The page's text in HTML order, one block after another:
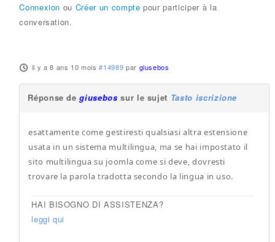
Connexion ou Créer un compte pour participer à la
conversation.
il y a 8 ans 10 mois #14989 par giusebos
Réponse degiusebos sur le sujet Tasto iscrizione
esattamente come gestiresti qualsiasi altra estensione
usata in un sistema multilingua, ma se hai impostato il
sito multilingua su joomla come si deve, dovresti
trovare la parola tradotta secondo la lingua in uso.
HAI BISOGNO DI ASSISTENZA?
leggi qui